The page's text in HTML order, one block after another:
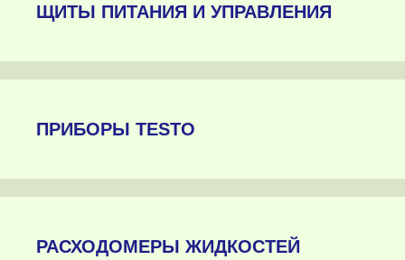
ЩИТЫ ПИТАНИЯ И УПРАВЛЕНИЯ
ПРИБОРЫ TESTO
РАСХОДОМЕРЫ ЖИДКОСТЕЙ